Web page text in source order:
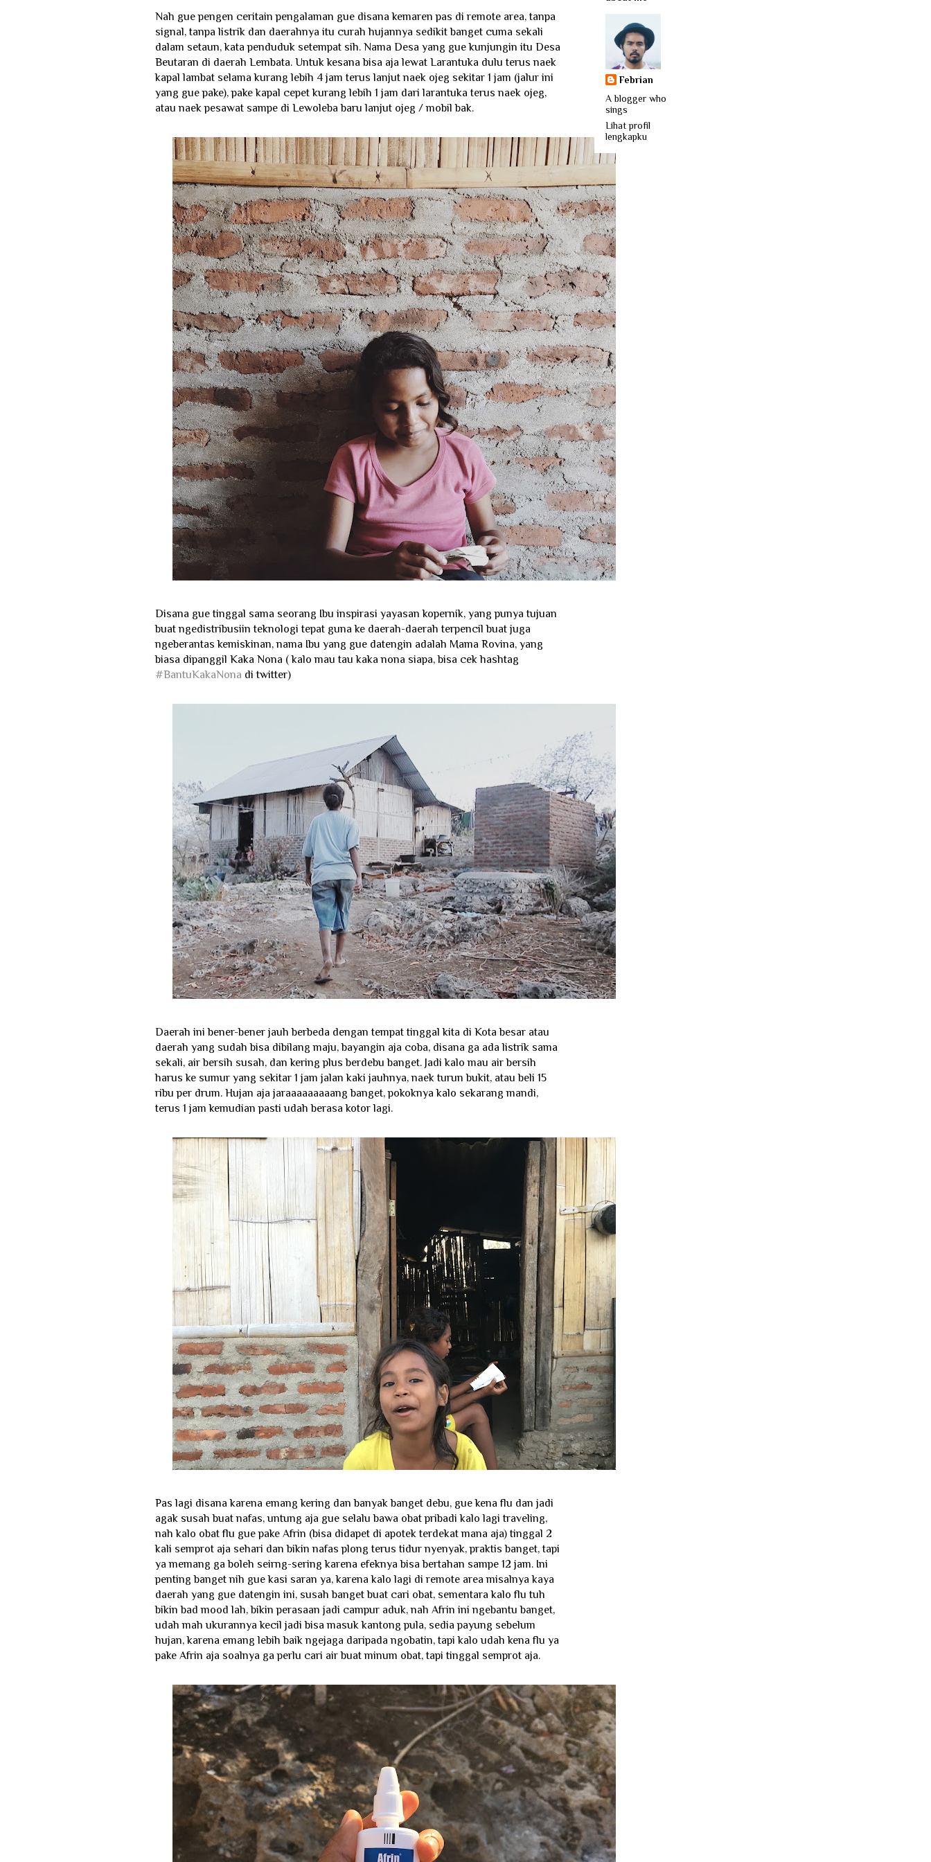
Nah gue pengen ceritain pengalaman gue disana kemaren pas di remote area, tanpa
signal, tanpa listrik dan daerahnya itu curah hujannya sedikit banget cuma sekali
dalam setaun, kata penduduk setempat sih. Nama Desa yang gue kunjungin itu Desa
Beutaran di daerah Lembata. Untuk kesana bisa aja lewat Larantuka dulu terus naek
kapal lambat selama kurang lebih 4 jam terus lanjut naek ojeg sekitar 1 jam (jalur ini
yang gue pake), pake kapal cepet kurang lebih 1 jam dari larantuka terus naek ojeg,
atau naek pesawat sampe di Lewoleba baru lanjut ojeg / mobil bak.
Disana gue tinggal sama seorang Ibu inspirasi yayasan kopernik, yang punya tujuan
buat ngedistribusiin teknologi tepat guna ke daerah-daerah terpencil buat juga
ngeberantas kemiskinan, nama Ibu yang gue datengin adalah Mama Rovina, yang
biasa dipanggil Kaka Nona ( kalo mau tau kaka nona siapa, bisa cek hashtag
#BantuKakaNona di twitter)
Daerah ini bener-bener jauh berbeda dengan tempat tinggal kita di Kota besar atau
daerah yang sudah bisa dibilang maju, bayangin aja coba, disana ga ada listrik sama
sekali, air bersih susah, dan kering plus berdebu banget. Jadi kalo mau air bersih
harus ke sumur yang sekitar 1 jam jalan kaki jauhnya, naek turun bukit, atau beli 15
ribu per drum. Hujan aja jaraaaaaaaaang banget, pokoknya kalo sekarang mandi,
terus 1 jam kemudian pasti udah berasa kotor lagi.
Pas lagi disana karena emang kering dan banyak banget debu, gue kena flu dan jadi
agak susah buat nafas, untung aja gue selalu bawa obat pribadi kalo lagi traveling,
nah kalo obat flu gue pake Afrin (bisa didapet di apotek terdekat mana aja) tinggal 2
kali semprot aja sehari dan bikin nafas plong terus tidur nyenyak, praktis banget, tapi
ya memang ga boleh seirng-sering karena efeknya bisa bertahan sampe 12 jam. Ini
penting banget nih gue kasi saran ya, karena kalo lagi di remote area misalnya kaya
daerah yang gue datengin ini, susah banget buat cari obat, sementara kalo flu tuh
bikin bad mood lah, bikin perasaan jadi campur aduk, nah Afrin ini ngebantu banget,
udah mah ukurannya kecil jadi bisa masuk kantong pula, sedia payung sebelum
hujan, karena emang lebih baik ngejaga daripada ngobatin, tapi kalo udah kena flu ya
pake Afrin aja soalnya ga perlu cari air buat minum obat, tapi tinggal semprot aja.
Febrian
A blogger who
sings
Lihat profil
lengkapku